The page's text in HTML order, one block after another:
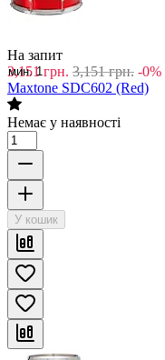
На запит
3,151 грн. 3,151 грн. -0%
Maxtone SDC602 (Red)
Немає у наявності
У кошик
мин. 1